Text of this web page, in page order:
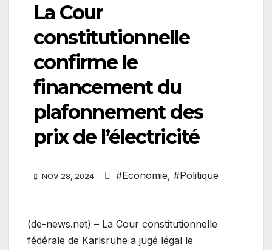
La Cour
constitutionnelle
confirme le
financement du
plafonnement des
prix de l’électricité
NOV 28, 2024 #Economie, #Politique
(de-news.net) – La Cour constitutionnelle
fédérale de Karlsruhe a jugé légal le